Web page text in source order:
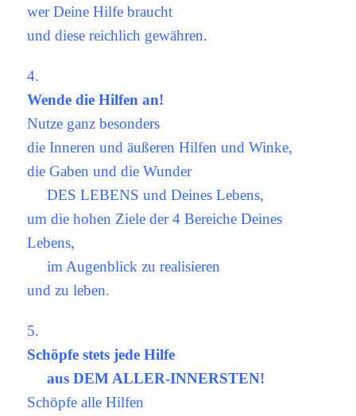
wer Deine Hilfe braucht
und diese reichlich gewähren.
4.
Wende die Hilfen an!
Nutze ganz besonders
die Inneren und äußeren Hilfen und Winke,
die Gaben und die Wunder
DES LEBENS und Deines Lebens,
um die hohen Ziele der 4 Bereiche Deines
Lebens,
im Augenblick zu realisieren
und zu leben.
5.
Schöpfe stets jede Hilfe
aus DEM ALLER-INNERSTEN!
Schöpfe alle Hilfen